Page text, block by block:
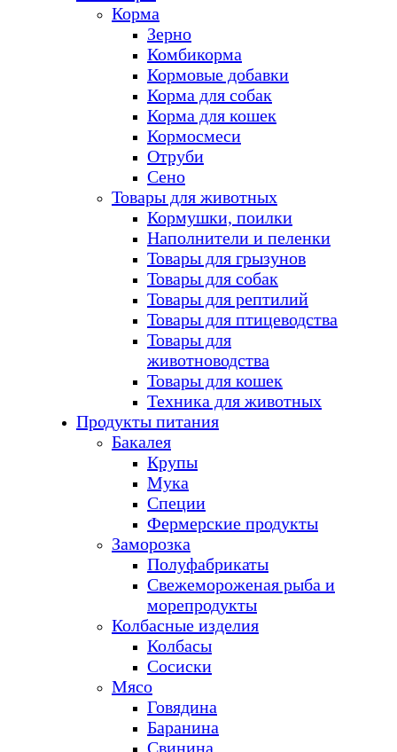
Корма
Зерно
Комбикорма
Кормовые добавки
Корма для собак
Корма для кошек
Кормосмеси
Отруби
Сено
Товары для животных
Кормушки, поилки
Наполнители и пеленки
Товары для грызунов
Товары для собак
Товары для рептилий
Товары для птицеводства
Товары для
животноводства
Товары для кошек
Техника для животных
Продукты питания
Бакалея
Крупы
Мука
Специи
Фермерские продукты
Заморозка
Полуфабрикаты
Свежемороженая рыба и
морепродукты
Колбасные изделия
Колбасы
Сосиски
Мясо
Говядина
Баранина
Свинина